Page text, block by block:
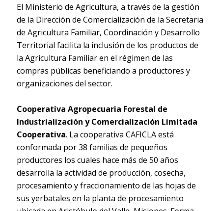
El Ministerio de Agricultura, a través de la gestión
de la Dirección de Comercialización de la Secretaria
de Agricultura Familiar, Coordinación y Desarrollo
Territorial facilita la inclusión de los productos de
la Agricultura Familiar en el régimen de las
compras públicas beneficiando a productores y
organizaciones del sector.
Cooperativa Agropecuaria Forestal de
Industrialización y Comercialización Limitada
Cooperativa. La cooperativa CAFICLA está
conformada por 38 familias de pequeños
productores los cuales hace más de 50 años
desarrolla la actividad de producción, cosecha,
procesamiento y fraccionamiento de las hojas de
sus yerbatales en la planta de procesamiento